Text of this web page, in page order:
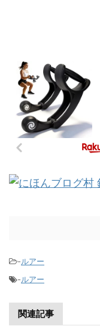
-ルアー
-ルアー
関連記事